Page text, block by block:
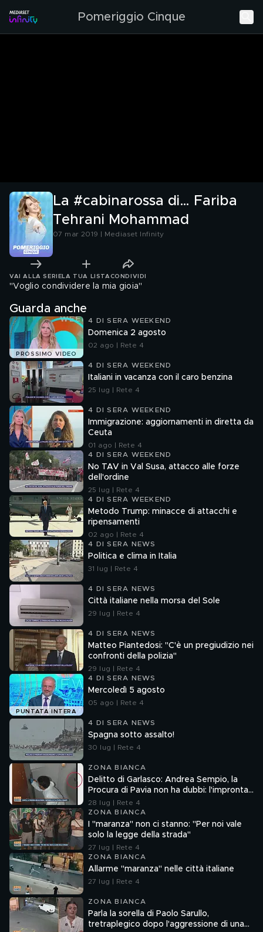
Pomeriggio Cinque
La #cabinarossa di… Fariba
Tehrani Mohammad
07 mar 2019 | Mediaset Infinity
VAI ALLA SERIE LA TUA LISTA CONDIVIDI
"Voglio condividere la mia gioia"
Guarda anche
PROSSIMO VIDEO
4 DI SERA WEEKEND
Domenica 2 agosto
02 ago | Rete 4
4 DI SERA WEEKEND
Italiani in vacanza con il caro benzina
25 lug | Rete 4
4 DI SERA WEEKEND
Immigrazione: aggiornamenti in diretta da
Ceuta
01 ago | Rete 4
4 DI SERA WEEKEND
No TAV in Val Susa, attacco alle forze
dell'ordine
25 lug | Rete 4
4 DI SERA WEEKEND
Metodo Trump: minacce di attacchi e
ripensamenti
02 ago | Rete 4
4 DI SERA NEWS
Politica e clima in Italia
31 lug | Rete 4
4 DI SERA NEWS
Città italiane nella morsa del Sole
29 lug | Rete 4
4 DI SERA NEWS
Matteo Piantedosi: "C'è un pregiudizio nei
confronti della polizia"
29 lug | Rete 4
PUNTATA INTERA
4 DI SERA NEWS
Mercoledì 5 agosto
05 ago | Rete 4
4 DI SERA NEWS
Spagna sotto assalto!
30 lug | Rete 4
ZONA BIANCA
Delitto di Garlasco: Andrea Sempio, la
Procura di Pavia non ha dubbi: l'impronta
33 è la pistola fumante
28 lug | Rete 4
ZONA BIANCA
I "maranza" non ci stanno: "Per noi vale
solo la legge della strada"
27 lug | Rete 4
ZONA BIANCA
Allarme "maranza" nelle città italiane
27 lug | Rete 4
ZONA BIANCA
Parla la sorella di Paolo Sarullo,
tretraplegico dopo l'aggressione di una